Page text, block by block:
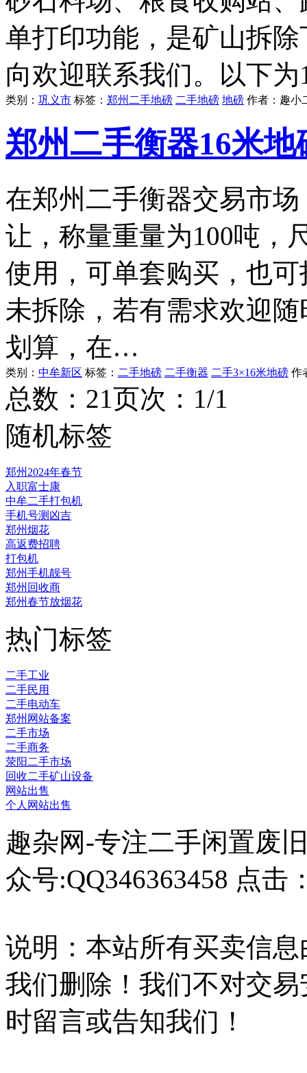
单打印功能，是矿山拆
向欢迎联系我们。以下
类别： 巩义市 标签： 郑州二手地磅 二手地磅 地磅 作者： 趣小
郑州二手衡器16米地
在郑州二手衡器交易市
让，称量重量为100吨，
使用，可单套购买，也
未拆除，若有需求欢迎
划算，在…
类别： 中牟新区 标签： 二手地磅 二手衡器 二手3×16米地磅 作
总数：21页次：1/1
随机标签
郑州2024年春节
入职富士康
中牟二手打包机
手机号测凶吉
郑州烟花
高返费招聘
打包机
郑州手机靓号
郑州回收商
郑州春节放烟花
热门标签
二手工业
二手民用
二手电动车
郑州网站备案
二手市场
二手商务
荥阳二手市场
回收二手矿山设备
网站出售
个人网站出售
趣杂网-专注二手闲置废
众号:QQ346363458 点击
说明：本站所有买卖信
我们删除！我们不对交
时留言或告知我们！